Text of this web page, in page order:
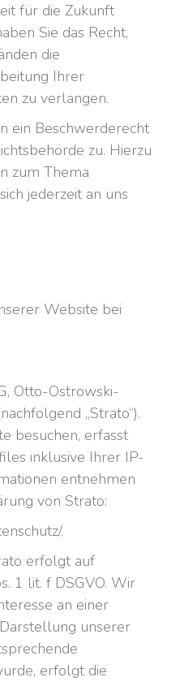
für die Zukunft
Sie das Recht,
die
Ihrer
zu verlangen.
ein Beschwerderecht
zu. Hierzu
zum Thema
jederzeit an uns
Website bei
Otto-Ostrowski-
„Strato“).
besuchen, erfasst
inklusive Ihrer IP-
entnehmen
von Strato:
.
erfolgt auf
1 lit. f DSGVO. Wir
an einer
unserer
erfolgt die